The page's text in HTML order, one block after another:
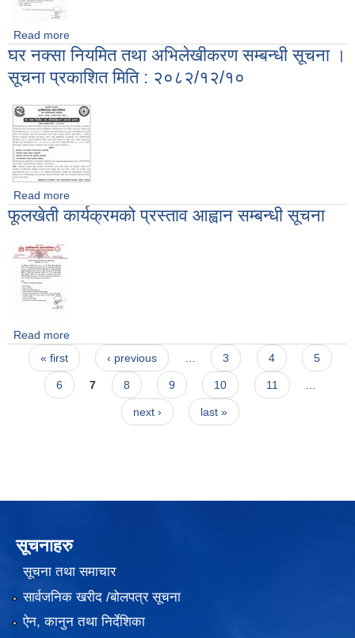
Read more
घर नक्सा नियमित तथा अभिलेखीकरण सम्बन्धी सूचना ।
सूचना प्रकाशित मिति : २०८२/१२/१०
Read more
प्रकाशित मिति : २०८२/१२/१०
फूलखेती कार्यक्रमको प्रस्ताव आह्वान सम्बन्धी सूचना
Read more
Pages
« first ‹ previous … 3 4 5
6 7 8 9 10 11 …
next › last »
सूचनाहरु
सूचना तथा समाचार
सार्वजनिक खरीद /बोलपत्र सूचना
ऐन, कानुन तथा निर्देशिका